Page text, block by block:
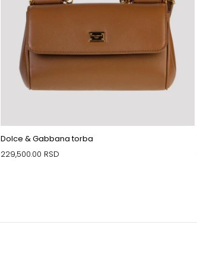
Dolce & Gabbana torba
229,500.00 RSD